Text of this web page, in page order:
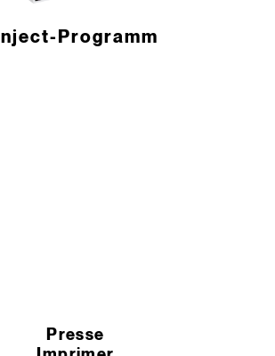
Inject-Programm
Presse